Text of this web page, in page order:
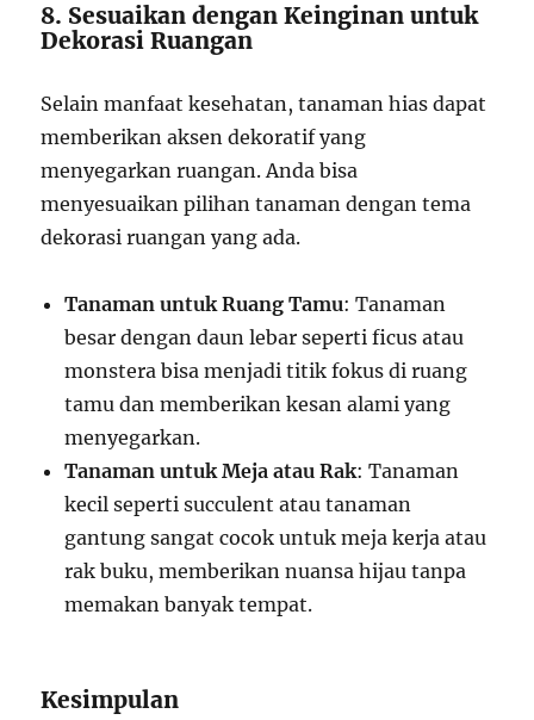
8. Sesuaikan dengan Keinginan untuk
Dekorasi Ruangan
Selain manfaat kesehatan, tanaman hias dapat
memberikan aksen dekoratif yang
menyegarkan ruangan. Anda bisa
menyesuaikan pilihan tanaman dengan tema
dekorasi ruangan yang ada.
Tanaman untuk Ruang Tamu: Tanaman
besar dengan daun lebar seperti ficus atau
monstera bisa menjadi titik fokus di ruang
tamu dan memberikan kesan alami yang
menyegarkan.
Tanaman untuk Meja atau Rak: Tanaman
kecil seperti succulent atau tanaman
gantung sangat cocok untuk meja kerja atau
rak buku, memberikan nuansa hijau tanpa
memakan banyak tempat.
Kesimpulan